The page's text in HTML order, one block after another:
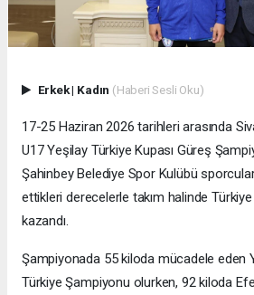
Erkek| Kadın (Haberi Sesli Oku)
17-25 Haziran 2026 tarihleri arasında
U17 Yeşilay Türkiye Kupası Güreş
Şahinbey Belediye Spor Kulübü
ettikleri derecelerle takım halinde
kazandı.
Şampiyonada 55 kiloda mücadele eden
Türkiye Şampiyonu olurken, 92 kiloda